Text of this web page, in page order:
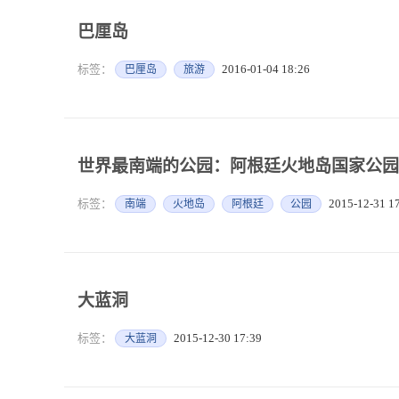
巴厘岛
标签： 巴厘岛 旅游 2016-01-04 18:26
世界最南端的公园：阿根廷火地岛国家公园
标签： 南端 火地岛 阿根廷 公园 2015-12-31
大蓝洞
标签： 大蓝洞 2015-12-30 17:39